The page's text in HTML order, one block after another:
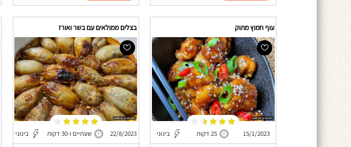
עוף חמוץ מתוק
15/1/2023 25 דקות בינוני
בצלים ממולאים עם בשר ואורז
22/8/2023 שעתיים ו-30 דקות בינוני